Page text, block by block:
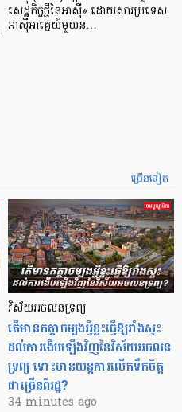
សេដ្ឋកិច្ច​ថ្មី​នៃ​អាស៊ី» ដោយសារ​ប្រទេស​
អាស៊ី​អាគ្នេយ៍​មួយ​ន…
ច្រើនទៀត
វិស័យអចលនទ្រព្យ
តើមានកត្តាចម្បងអ្វីខ្លះធ្វើឱ្យរាំងស្ទះ
ដល់ការងើបឡើងវិញនៃវិស័យអចលន
ទ្រព្យ ទោះមានយន្តការលើកទឹកចិត្ត
ជាច្រើនពីរដ្ឋ?
34 minutes ago